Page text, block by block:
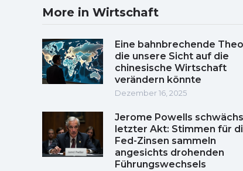
More in Wirtschaft
Eine bahnbrechende
die unsere Sicht auf die
chinesische Wirtschaft
verändern könnte
Dezember 16, 2025
Jerome Powells
letzter Akt: Stimmen für
Fed-Zinsen sammeln
angesichts drohenden
Führungswechsels